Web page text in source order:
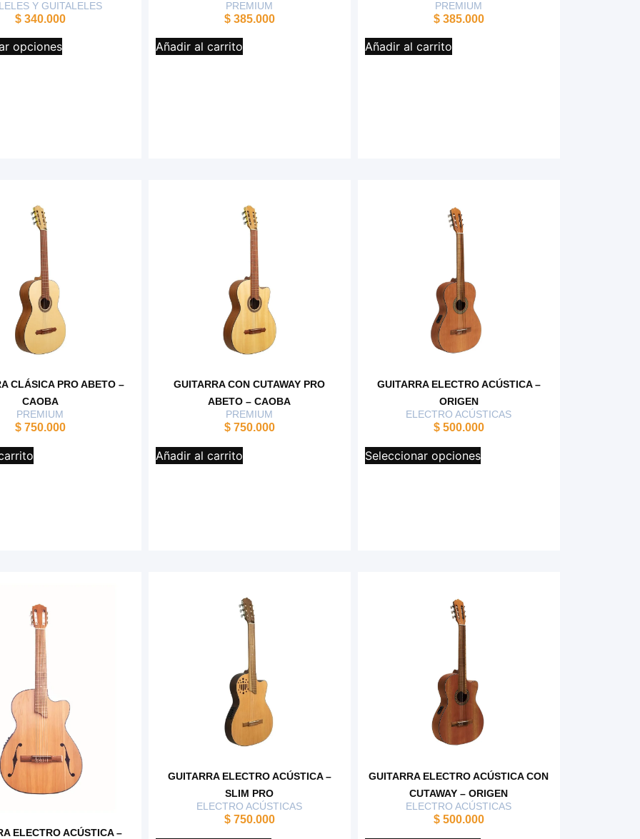
Y GUITALELES
$340.000
opciones
PREMIUM
$385.000
Añadir al carrito
PREMIUM
$385.000
Añadir al carrito
CLÁSICA PRO ABETO –
CAOBA
PREMIUM
$750.000
GUITARRA CON CUTAWAY PRO
ABETO – CAOBA
PREMIUM
$750.000
Añadir al carrito
GUITARRA ELECTRO ACÚSTICA –
ORIGEN
ELECTRO ACÚSTICAS
$500.000
Seleccionar opciones
ELECTRO ACÚSTICA –
GUITARRA ELECTRO ACÚSTICA –
SLIM PRO
ELECTRO ACÚSTICAS
$750.000
GUITARRA ELECTRO ACÚSTICA CON
CUTAWAY – ORIGEN
ELECTRO ACÚSTICAS
$500.000